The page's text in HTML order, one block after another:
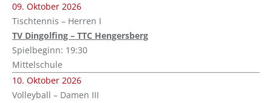
09. Oktober 2026
Tischtennis – Herren I
TV Dingolfing – TTC Hengersberg
Spielbeginn: 19:30
Mittelschule
10. Oktober 2026
Volleyball – Damen III